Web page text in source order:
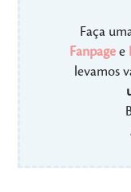
Faça
Fanpage e
levamos